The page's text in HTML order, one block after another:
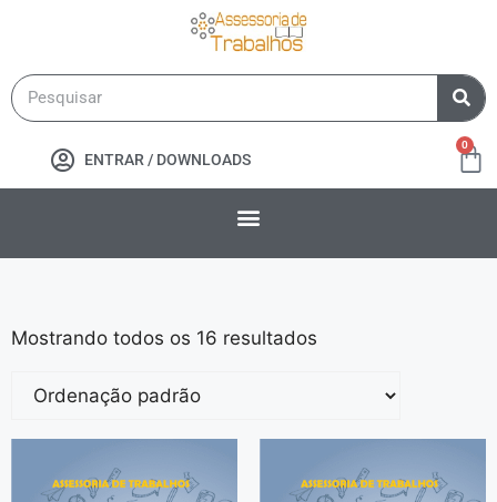
ENTRAR / DOWNLOADS
0
Mostrando todos os 16 resultados